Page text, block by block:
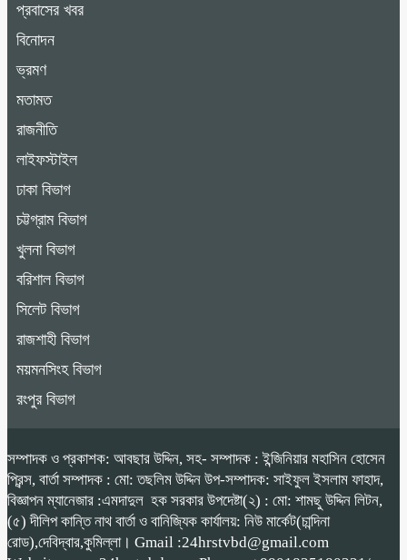
প্রবাসের খবর
বিনোদন
ভ্রমণ
মতামত
রাজনীতি
লাইফস্টাইল
ঢাকা বিভাগ
চট্টগ্রাম বিভাগ
খুলনা বিভাগ
বরিশাল বিভাগ
সিলেট বিভাগ
রাজশাহী বিভাগ
ময়মনসিংহ বিভাগ
রংপুর বিভাগ
সম্পাদক ও প্রকাশক: আবছার উদ্দিন, সহ- সম্পাদক : ইন্জিনিয়ার মহাসিন হোসেন
প্রিন্স, বার্তা সম্পাদক : মো: তছলিম উদ্দিন উপ-সম্পাদক: সাইফুল ইসলাম ফাহাদ,
বিজ্ঞাপন ম্যানেজার :এমদাদুল হক সরকার উপদেষ্টা(২) : মো: শামছু উদ্দিন লিটন,
(৫) দীলিপ কান্তি নাথ বার্তা ও বানিজ্যিক কার্যালয়: নিউ মার্কেট(চান্দিনা
রোড),দেবিদ্বার,কুমিল্লা। Gmail :24hrstvbd@gmail.com